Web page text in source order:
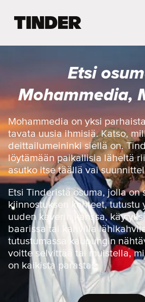
r
n
l
o
i
t
u
s
s
i
v
u
Etsi
Mohammedia,
Mohammedia on yksi
tavata uusia ihmisiä. Katso,
deittailumeininki siellä on.
löytämään paikallisia läheltä
asutko itse täällä vai
Etsi Tinderistä osuma, jolla on
kiinnostuksen kohteet, tutustu
uuden kaverin kanssa, käy
baarissa tai kahvilla
tutustumassa kaupungin
voitte selvittää tai muistella,
on kaikista parasta.